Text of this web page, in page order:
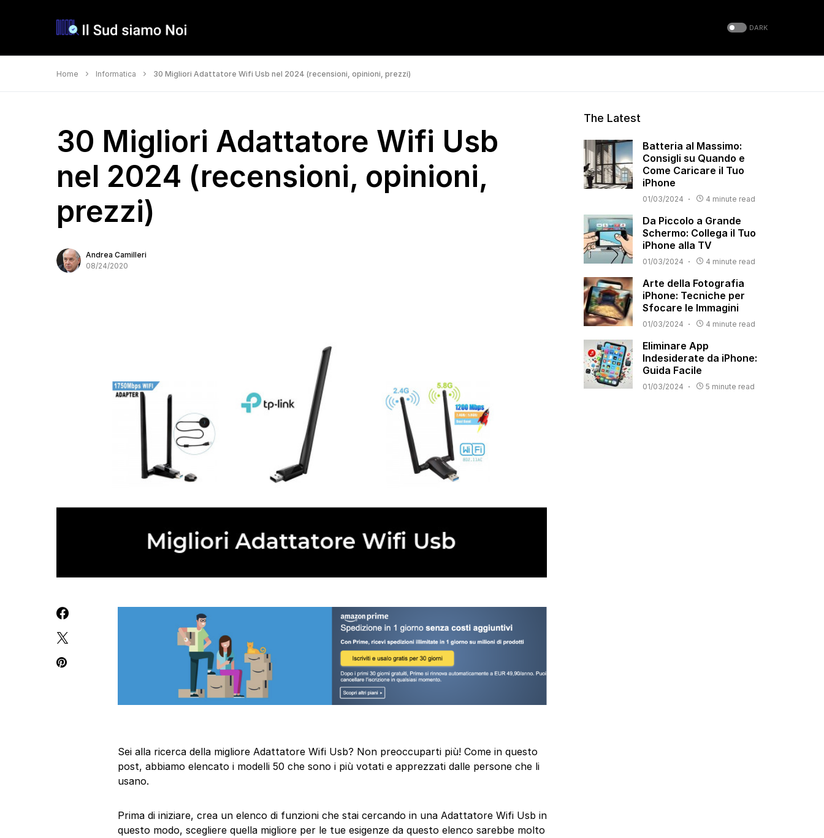
DARK
Home Informatica 30 Migliori Adattatore Wifi Usb nel 2024 (recensioni, opinioni, prezzi)
30 Migliori Adattatore Wifi Usb
nel 2024 (recensioni, opinioni,
prezzi)
Andrea Camilleri
08/24/2020
Sei alla ricerca della migliore Adattatore Wifi Usb? Non preoccuparti più! Come in questo
post, abbiamo elencato i modelli 50 che sono i più votati e apprezzati dalle persone che li
usano.
Prima di iniziare, crea un elenco di funzioni che stai cercando in una Adattatore Wifi Usb in
questo modo, scegliere quella migliore per le tue esigenze da questo elenco sarebbe molto
The Latest
Batteria al Massimo:
Consigli su Quando e
Come Caricare il Tuo
iPhone
01/03/2024 4 minute read
Da Piccolo a Grande
Schermo: Collega il Tuo
iPhone alla TV
01/03/2024 4 minute read
Arte della Fotografia
iPhone: Tecniche per
Sfocare le Immagini
01/03/2024 4 minute read
Eliminare App
Indesiderate da iPhone:
Guida Facile
01/03/2024 5 minute read